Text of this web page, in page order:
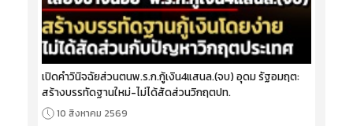
เปิดคำวินิจฉัยส่วนตนพ.ร.ก.กู้เงิน4แสนล.(จบ) อุดม รัฐอมฤต:
สร้างบรรทัดฐานใหม่-ไม่ได้สัดส่วนวิกฤตปท.
10 สิงหาคม 2569